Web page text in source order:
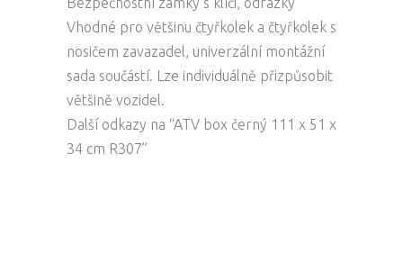
Vhodné pro většinu čtyřkolek a čtyřkolek s
nosičem zavazadel, univerzální montážní
sada součástí. Lze individuálně přizpůsobit
většině vozidel.
Další odkazy na “ATV box černý 111 x 51 x
34 cm R307”